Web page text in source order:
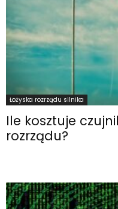
Łożyska rozrządu silnika
Ile kosztuje
rozrządu?